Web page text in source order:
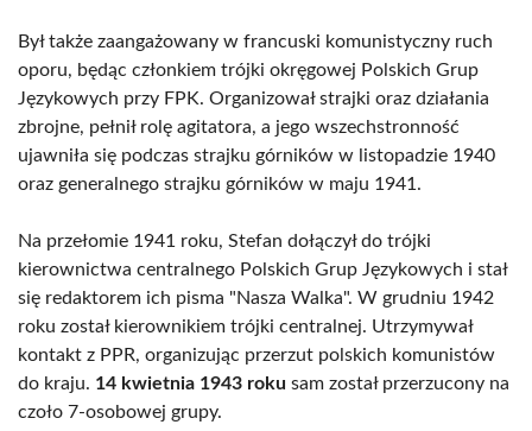
Był także zaangażowany w francuski komunistyczny ruch
oporu, będąc członkiem trójki okręgowej Polskich Grup
Językowych przy FPK. Organizował strajki oraz działania
zbrojne, pełnił rolę agitatora, a jego wszechstronność
ujawniła się podczas strajku górników w listopadzie 1940
oraz generalnego strajku górników w maju 1941.
Na przełomie 1941 roku, Stefan dołączył do trójki
kierownictwa centralnego Polskich Grup Językowych i stał
się redaktorem ich pisma "Nasza Walka". W grudniu 1942
roku został kierownikiem trójki centralnej. Utrzymywał
kontakt z PPR, organizując przerzut polskich komunistów
do kraju. 14 kwietnia 1943 roku sam został przerzucony na
czoło 7-osobowej grupy.